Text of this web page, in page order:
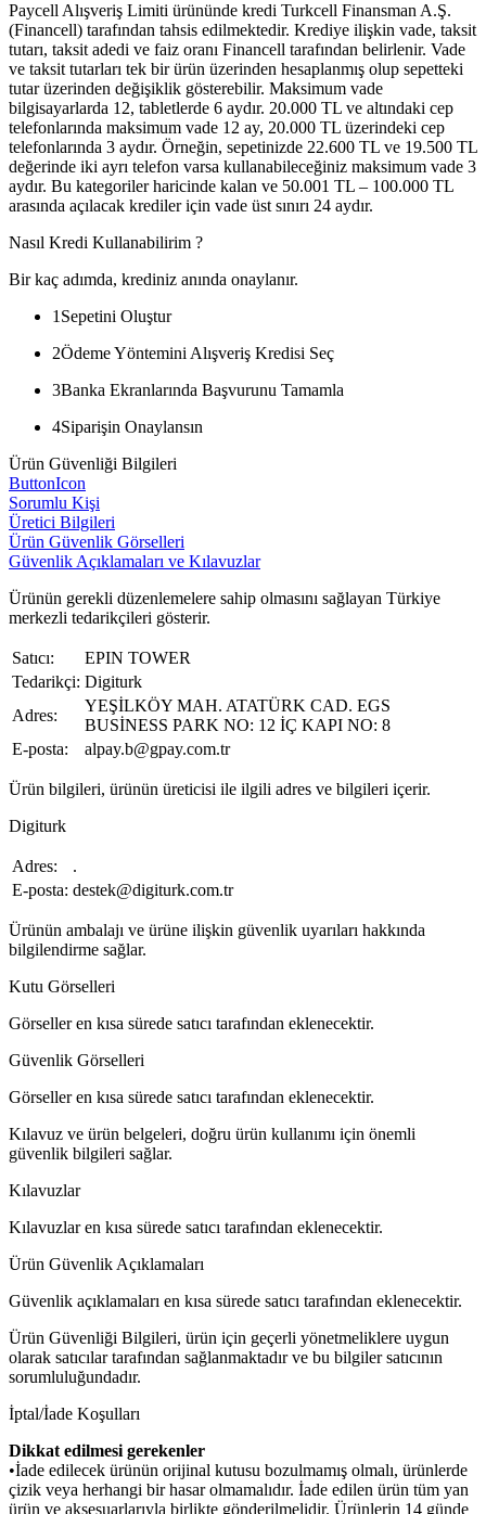
Paycell Alışveriş Limiti ürününde kredi Turkcell Finansman A.Ş.
(Financell) tarafından tahsis edilmektedir. Krediye ilişkin vade, taksit
tutarı, taksit adedi ve faiz oranı Financell tarafından belirlenir. Vade
ve taksit tutarları tek bir ürün üzerinden hesaplanmış olup sepetteki
tutar üzerinden değişiklik gösterebilir. Maksimum vade
bilgisayarlarda 12, tabletlerde 6 aydır. 20.000 TL ve altındaki cep
telefonlarında maksimum vade 12 ay, 20.000 TL üzerindeki cep
telefonlarında 3 aydır. Örneğin, sepetinizde 22.600 TL ve 19.500 TL
değerinde iki ayrı telefon varsa kullanabileceğiniz maksimum vade 3
aydır. Bu kategoriler haricinde kalan ve 50.001 TL – 100.000 TL
arasında açılacak krediler için vade üst sınırı 24 aydır.
Nasıl Kredi Kullanabilirim ?
Bir kaç adımda, krediniz anında onaylanır.
1 Sepetini Oluştur
2Ödeme Yöntemini Alışveriş Kredisi Seç
3Banka Ekranlarında Başvurunu Tamamla
4Siparişin Onaylansın
Ürün Güvenliği Bilgileri
ButtonIcon
Sorumlu Kişi
Üretici Bilgileri
Ürün Güvenlik Görselleri
Güvenlik Açıklamaları ve Kılavuzlar
Ürünün gerekli düzenlemelere sahip olmasını sağlayan Türkiye
merkezli tedarikçileri gösterir.
Satıcı:
EPIN TOWER
Tedarikçi: Digiturk
Adres:
YEŞİLKÖY MAH. ATATÜRK CAD. EGS
BUSİNESS PARK NO: 12 İÇ KAPI NO: 8
E-posta:
alpay.b@gpay.com.tr
Ürün bilgileri, ürünün üreticisi ile ilgili adres ve bilgileri içerir.
Digiturk
Adres:
.
E-posta: destek@digiturk.com.tr
Ürünün ambalajı ve ürüne ilişkin güvenlik uyarıları hakkında
bilgilendirme sağlar.
Kutu Görselleri
Görseller en kısa sürede satıcı tarafından eklenecektir.
Güvenlik Görselleri
Görseller en kısa sürede satıcı tarafından eklenecektir.
Kılavuz ve ürün belgeleri, doğru ürün kullanımı için önemli
güvenlik bilgileri sağlar.
Kılavuzlar
Kılavuzlar en kısa sürede satıcı tarafından eklenecektir.
Ürün Güvenlik Açıklamaları
Güvenlik açıklamaları en kısa sürede satıcı tarafından eklenecektir.
Ürün Güvenliği Bilgileri, ürün için geçerli yönetmeliklere uygun
olarak satıcılar tarafından sağlanmaktadır ve bu bilgiler satıcının
sorumluluğundadır.
İptal/İade Koşulları
Dikkat edilmesi gerekenler
•İade edilecek ürünün orijinal kutusu bozulmamış olmalı, ürünlerde
çizik veya herhangi bir hasar olmamalıdır. İade edilen ürün tüm yan
ürün ve aksesuarlarıyla birlikte gönderilmelidir. Ürünlerin 14 günde